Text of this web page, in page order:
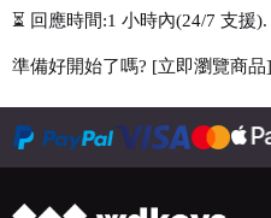
⏳ 回應時間:1 小時內(24/7 支援).
準備好開始了嗎? [立即瀏覽商